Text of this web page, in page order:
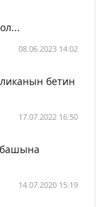
08.06.2023 14:02
бетин
17.07.2022 16:50
14.07.2020 15:19